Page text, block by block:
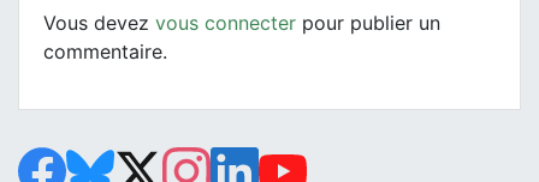
Vous devez vous connecter pour publier un
commentaire.